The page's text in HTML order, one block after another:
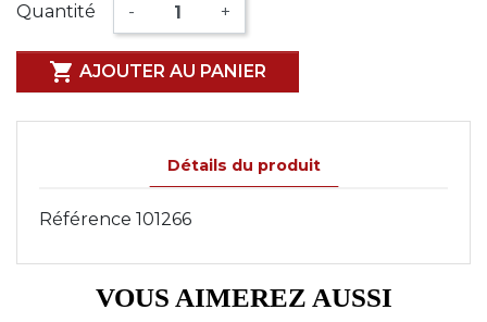
Quantité - +
 AJOUTER AU PANIER
Détails du produit
Référence 101266
VOUS AIMEREZ AUSSI